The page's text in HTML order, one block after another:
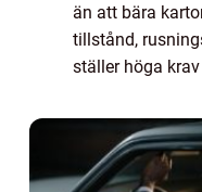
än att bära
tillstånd,
ställer höga